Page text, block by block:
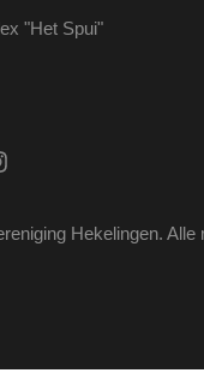
"Het Spui"
Hekelingen. Alle